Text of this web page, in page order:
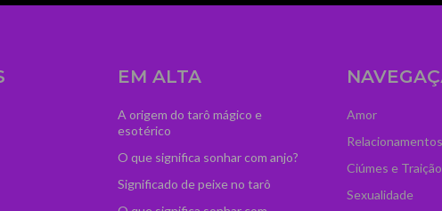
EM ALTA
A origem do tarô mágico e
esotérico
O que significa sonhar com anjo?
Significado de peixe no tarô
Amor
Relacionamentos
Ciúmes e Traição
Sexualidade